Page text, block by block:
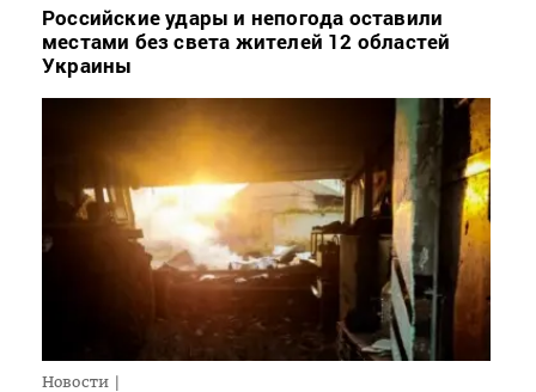
Российские удары и непогода оставили
местами без света жителей 12 областей
Украины
Новости